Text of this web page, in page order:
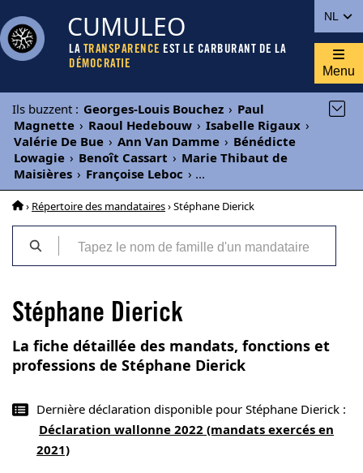
NL
CUMULEO
LA TRANSPARENCE EST LE CARBURANT DE LA
DÉMOCRATIE
Menu
Ils buzzent : Georges-Louis Bouchez › Paul
Magnette › Raoul Hedebouw › Isabelle Rigaux ›
Valérie De Bue › Ann Van Damme › Bénédicte
Lowagie › Benoît Cassart › Marie Thibaut de
Maisières › Françoise Leboc › ...
› Répertoire des mandataires› Stéphane Dierick
Stéphane Dierick
La fiche détaillée des mandats, fonctions et
professions de Stéphane Dierick
Dernière déclaration disponible pour Stéphane Dierick :
Déclaration wallonne 2022 (mandats exercés en
2021)